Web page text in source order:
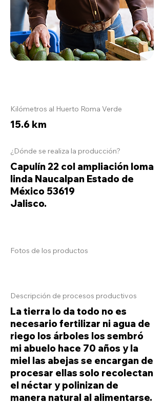
Kilómetros al Huerto Roma Verde
15.6 km
¿Dónde se realiza la producción?
Capulín 22 col ampliación loma
linda Naucalpan Estado de
México 53619
Jalisco.
Fotos de los productos
Descripción de procesos productivos
La tierra lo da todo no es
necesario fertilizar ni agua de
riego los árboles los sembró
mi abuelo hace 70 años y la
miel las abejas se encargan de
procesar ellas solo recolectan
el néctar y polinizan de
manera natural al alimentarse.